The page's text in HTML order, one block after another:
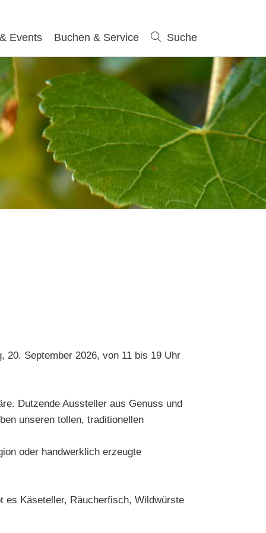
Events Buchen & Service Suche
20. September 2026, von 11 bis 19 Uhr
Dutzende Aussteller aus Genuss und
unseren tollen, traditionellen
oder handwerklich erzeugte
es Käseteller, Räucherfisch, Wildwürste